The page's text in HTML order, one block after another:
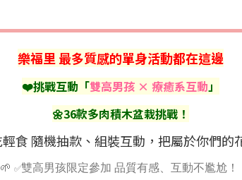
樂福里 最多質感的單身活動都在這邊
❤️挑戰互動「雙高男孩 × 療癒系互動」
🌼36款多肉積木盆栽挑戰！
食 隨機抽款、組裝互動，把屬於你們的
🌱 ✅雙高男孩限定參加 品質有感、互動不尷尬！